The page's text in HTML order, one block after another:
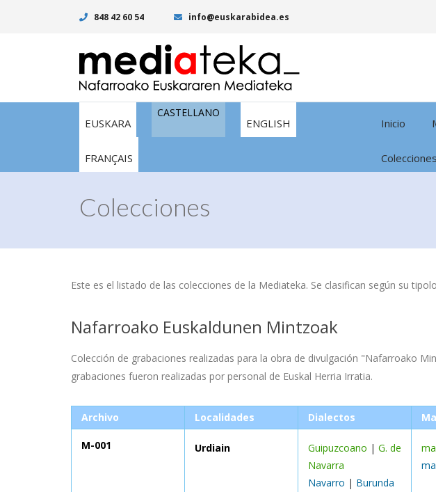
848 42 60 54 info@euskarabidea.es
EUSKARA
CASTELLANO
ENGLISH
FRANÇAIS
Inicio
Colecciones
Colecciones
Este es el listado de las colecciones de la Mediateka. Se clasifican según su
Nafarroako Euskaldunen Mintzoak
Colección de grabaciones realizadas para la obra de divulgación "Nafarroako
grabaciones fueron realizadas por personal de Euskal Herria Irratia.
Archivo Localidades Dialectos
M-001 Urdiain Guipuzcoano | G. de
Navarra
Navarro | Burunda